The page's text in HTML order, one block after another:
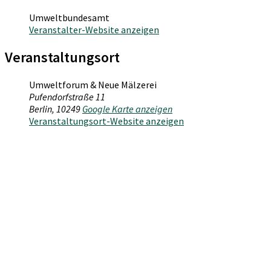
Umweltbundesamt
Veranstalter-Website anzeigen
Veranstaltungsort
Umweltforum & Neue Mälzerei
Pufendorfstraße 11
Berlin, 10249 Google Karte anzeigen
Veranstaltungsort-Website anzeigen